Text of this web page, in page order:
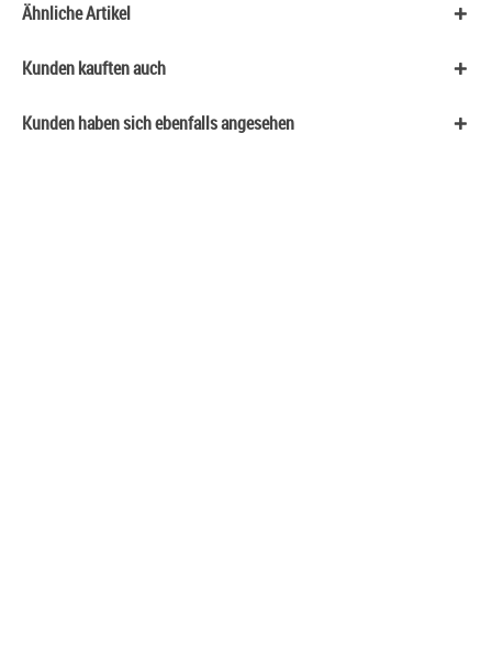
Ähnliche Artikel
Kunden kauften auch
Kunden haben sich ebenfalls angesehen